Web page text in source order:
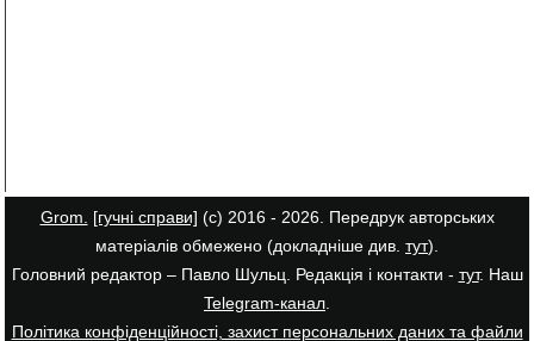
Grom. [гучні справи] (с) 2016 - 2026. Передрук авторських
матеріалів обмежено (докладніше див. тут).
Головний редактор – Павло Шульц. Редакція і контакти - тут. Наш
Telegram-канал.
Політика конфіденційності, захист персональних даних та файли